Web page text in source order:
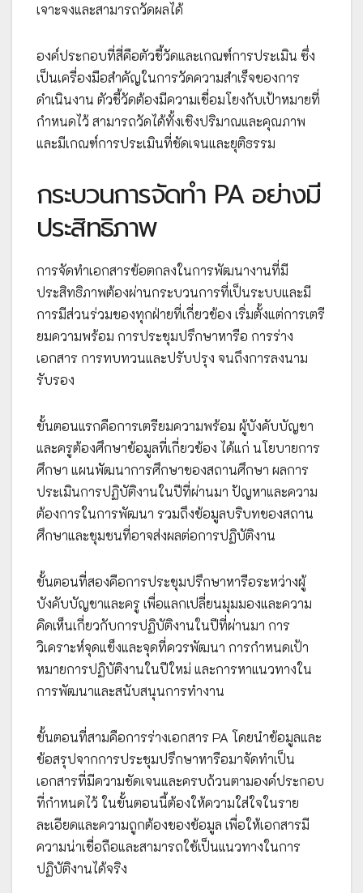
เจาะจงและสามารถวัดผลได้
องค์ประกอบที่สี่คือตัวชี้วัดและเกณฑ์การประเมิน ซึ่ง
เป็นเครื่องมือสำคัญในการวัดความสำเร็จของการ
ดำเนินงาน ตัวชี้วัดต้องมีความเชื่อมโยงกับเป้าหมายที่
กำหนดไว้ สามารถวัดได้ทั้งเชิงปริมาณและคุณภาพ
และมีเกณฑ์การประเมินที่ชัดเจนและยุติธรรม
กระบวนการจัดทำ PA อย่างมี
ประสิทธิภาพ
การจัดทำเอกสารข้อตกลงในการพัฒนางานที่มี
ประสิทธิภาพต้องผ่านกระบวนการที่เป็นระบบและมี
การมีส่วนร่วมของทุกฝ่ายที่เกี่ยวข้อง เริ่มตั้งแต่การเตรี
ยมความพร้อม การประชุมปรึกษาหารือ การร่าง
เอกสาร การทบทวนและปรับปรุง จนถึงการลงนาม
รับรอง
ขั้นตอนแรกคือการเตรียมความพร้อม ผู้บังคับบัญชา
และครูต้องศึกษาข้อมูลที่เกี่ยวข้อง ได้แก่ นโยบายการ
ศึกษา แผนพัฒนาการศึกษาของสถานศึกษา ผลการ
ประเมินการปฏิบัติงานในปีที่ผ่านมา ปัญหาและความ
ต้องการในการพัฒนา รวมถึงข้อมูลบริบทของสถาน
ศึกษาและชุมชนที่อาจส่งผลต่อการปฏิบัติงาน
ขั้นตอนที่สองคือการประชุมปรึกษาหารือระหว่างผู้
บังคับบัญชาและครู เพื่อแลกเปลี่ยนมุมมองและความ
คิดเห็นเกี่ยวกับการปฏิบัติงานในปีที่ผ่านมา การ
วิเคราะห์จุดแข็งและจุดที่ควรพัฒนา การกำหนดเป้า
หมายการปฏิบัติงานในปีใหม่ และการหาแนวทางใน
การพัฒนาและสนับสนุนการทำงาน
ขั้นตอนที่สามคือการร่างเอกสาร PA โดยนำข้อมูลและ
ข้อสรุปจากการประชุมปรึกษาหารือมาจัดทำเป็น
เอกสารที่มีความชัดเจนและครบถ้วนตามองค์ประกอบ
ที่กำหนดไว้ ในขั้นตอนนี้ต้องให้ความใส่ใจในราย
ละเอียดและความถูกต้องของข้อมูล เพื่อให้เอกสารมี
ความน่าเชื่อถือและสามารถใช้เป็นแนวทางในการ
ปฏิบัติงานได้จริง